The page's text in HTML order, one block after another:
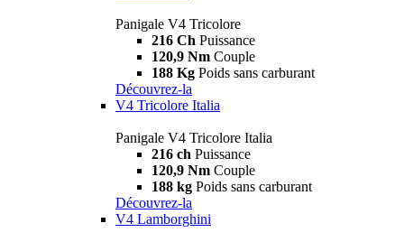
Panigale V4 Tricolore
216 Ch Puissance
120,9 Nm Couple
188 Kg Poids sans carburant
Découvrez-la
V4 Tricolore Italia
Panigale V4 Tricolore Italia
216 ch Puissance
120,9 Nm Couple
188 kg Poids sans carburant
Découvrez-la
V4 Lamborghini